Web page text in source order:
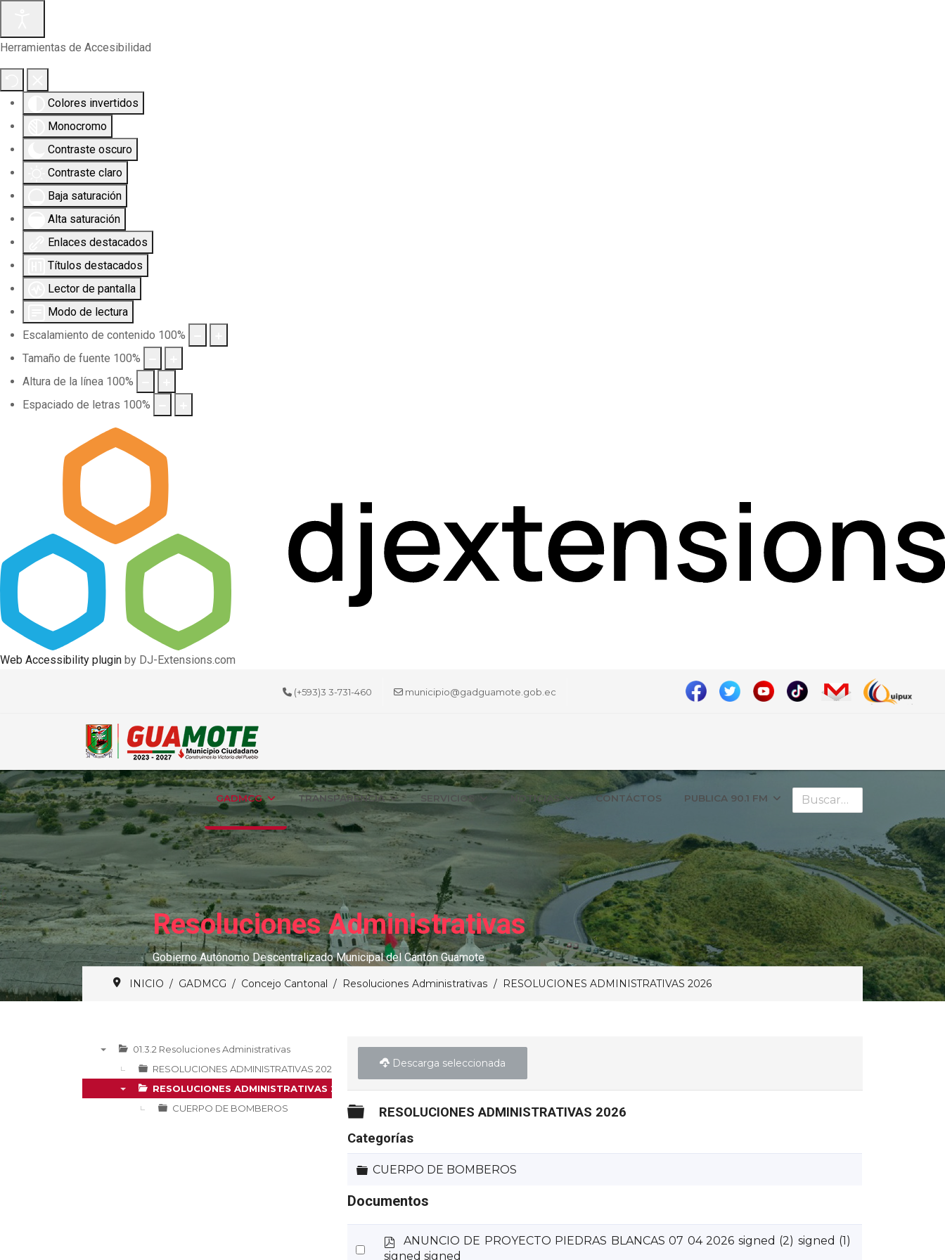
Herramientas de Accesibilidad
Colores invertidos
Monocromo
Contraste oscuro
Contraste claro
Baja saturación
Alta saturación
Enlaces destacados
Títulos destacados
Lector de pantalla
Modo de lectura
Escalamiento de contenido 100%
Tamaño de fuente 100%
Altura de la línea 100%
Espaciado de letras 100%
Web Accessibility plugin by DJ-Extensions.com
(+593)3 3-731-460 municipio@gadguamote.gob.ec
GADMCG TRANSPARENCIA SERVICIOS NOTICIAS CONTÁCTOS PUBLICA 90.1 FM Buscar
Resoluciones Administrativas
Gobierno Autónomo Descentralizado Municipal del Cantón Guamote
INICIO GADMCG Concejo Cantonal Resoluciones Administrativas RESOLUCIONES ADMINISTRATIVAS 2026
01.3.2 Resoluciones Administrativas
RESOLUCIONES ADMINISTRATIVAS 2025
RESOLUCIONES ADMINISTRATIVAS 2026
CUERPO DE BOMBEROS
Descarga seleccionada
Carpeta
RESOLUCIONES ADMINISTRATIVAS 2026
Categorías
Carpeta
CUERPO DE BOMBEROS
Documentos
Select
p
d
ANUNCIO DE PROYECTO PIEDRAS BLANCAS 07 04 2026 signed (2) signed (1)
signed signed